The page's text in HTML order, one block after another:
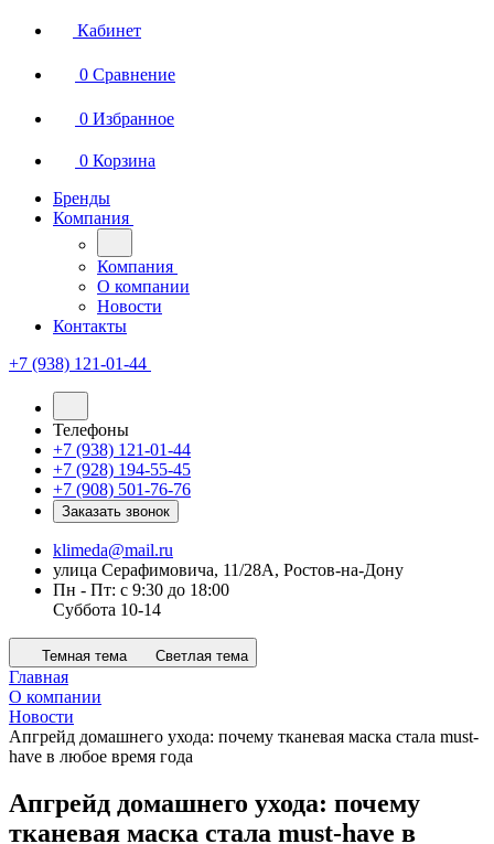
Кабинет
0 Сравнение
0 Избранное
0 Корзина
Бренды
Компания
Компания
О компании
Новости
Контакты
+7 (938) 121-01-44
Телефоны
+7 (938) 121-01-44
+7 (928) 194-55-45
+7 (908) 501-76-76
Заказать звонок
klimeda@mail.ru
улица Серафимовича, 11/28А, Ростов-на-Дону
Пн - Пт: с 9:30 до 18:00
Суббота 10-14
Темная тема Светлая тема
Главная
О компании
Новости
Апгрейд домашнего ухода: почему тканевая маска стала must-
have в любое время года
Апгрейд домашнего ухода: почему
тканевая маска стала must-have в